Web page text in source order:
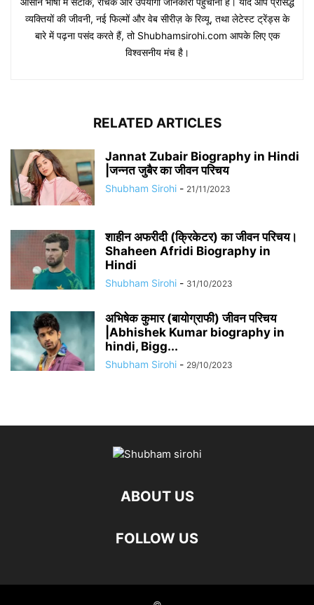
व्यक्तियों की जीवनी, नई फिल्मों और वेब सीरीज़ के रिव्यू, तथा लेटेस्ट ट्रेंड्स के
बारे में पढ़ना पसंद करते हैं, तो Shubhamsirohi.com आपके लिए एक
विश्वसनीय मंच है।
RELATED ARTICLES
Jannat Zubair Biography in Hindi
|जन्नत जुबैर का जीवन परिचय
Shubham Sirohi - 21/11/2023
शाहीन अफरीदी (क्रिकेटर) का जीवन परिचय।
Shaheen Afridi Biography in
Hindi
Shubham Sirohi - 31/10/2023
अभिषेक कुमार (बायोग्राफी) जीवन परिचय
|Abhishek Kumar biography in
hindi, Bigg...
Shubham Sirohi - 29/10/2023
ABOUT US
FOLLOW US